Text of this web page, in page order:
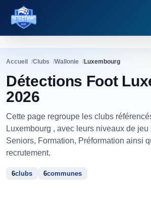
Détections Foot
Accueil Clubs Wallonie Luxembourg
Détections Foot
2026
Cette page regroupe les clubs
Luxembourg , avec leurs niveaux de
Seniors, Formation, Préformation ainsi
recrutement.
6clubs 6communes